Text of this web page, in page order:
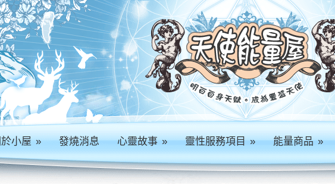
小屋» 發燒消息 心靈故事» 靈性服務項目» 能量商品»